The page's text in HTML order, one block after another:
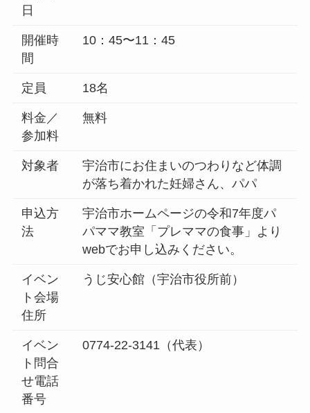
日
開催時
間
10：45〜11：45
定員 18名
料金／
参加料
無料
対象者
宇治市にお住まいのつわりなど体調
が落ち着かれた妊婦さん、パパ
申込方
法
宇治市ホームページの令和7年度パ
パママ教室「プレママの食事」より
webでお申し込みください。
イベン
ト会場
住所
うじ安心館（宇治市役所前）
イベン
ト問合
せ電話
番号
0774-22-3141（代表）